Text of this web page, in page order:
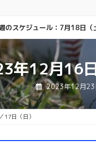
のスケジュール：7月18日（
年12月16
2023年12月23
日（日）